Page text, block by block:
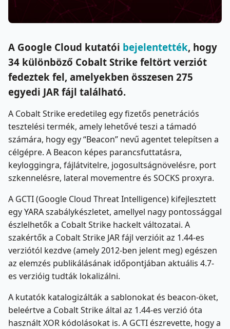
A Google Cloud kutatói bejelentették, hogy
34 különböző Cobalt Strike feltört verziót
fedeztek fel, amelyekben összesen 275
egyedi JAR fájl található.
A Cobalt Strike eredetileg egy fizetős penetrációs
tesztelési termék, amely lehetővé teszi a támadó
számára, hogy egy “Beacon” nevű agentet telepítsen a
célgépre. A Beacon képes parancsfuttatásra,
keyloggingra, fájlátvitelre, jogosultságnövelésre, port
szkennelésre, lateral movementre és SOCKS proxyra.
A GCTI (Google Cloud Threat Intelligence) kifejlesztett
egy YARA szabálykészletet, amellyel nagy pontossággal
észlelhetők a Cobalt Strike hackelt változatai. A
szakértők a Cobalt Strike JAR fájl verzióit az 1.44-es
verziótól kezdve (amely 2012-ben jelent meg) egészen
az elemzés publikálásának időpontjában aktuális 4.7-
es verzióig tudták lokalizálni.
A kutatók katalogizálták a sablonokat és beacon-öket,
beleértve a Cobalt Strike által az 1.44-es verzió óta
használt XOR kódolásokat is. A GCTI észrevette, hogy a